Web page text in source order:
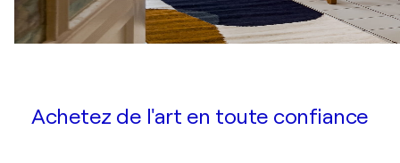
Achetez de l'art en toute confiance